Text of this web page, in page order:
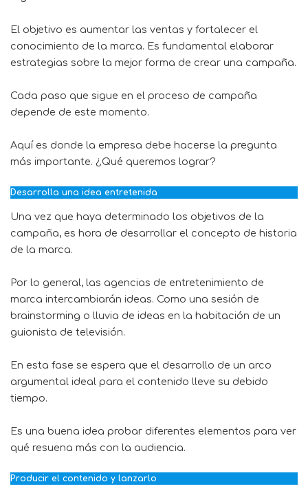
El objetivo es aumentar las ventas y fortalecer el
conocimiento de la marca. Es fundamental elaborar
estrategias sobre la mejor forma de crear una campaña.
Cada paso que sigue en el proceso de campaña
depende de este momento.
Aquí es donde la empresa debe hacerse la pregunta
más importante. ¿Qué queremos lograr?
Desarrolla una idea entretenida
Una vez que haya determinado los objetivos de la
campaña, es hora de desarrollar el concepto de historia
de la marca.
Por lo general, las agencias de entretenimiento de
marca intercambiarán ideas. Como una sesión de
brainstorming o lluvia de ideas en la habitación de un
guionista de televisión.
En esta fase se espera que el desarrollo de un arco
argumental ideal para el contenido lleve su debido
tiempo.
Es una buena idea probar diferentes elementos para ver
qué resuena más con la audiencia.
Producir el contenido y lanzarlo